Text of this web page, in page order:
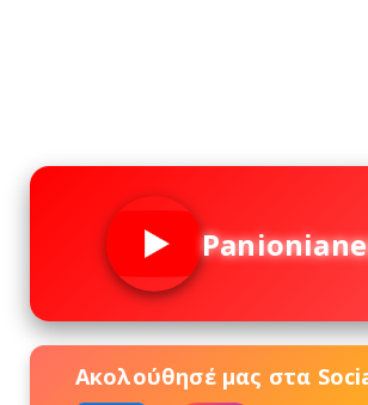
Ακολούθησέ μας στα